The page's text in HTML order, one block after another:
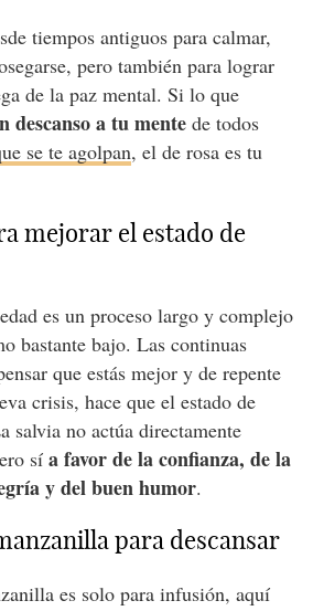
tiempos antiguos para calmar,
pero también para lograr
de la paz mental. Si lo que
descanso a tu mentede todos
se te agolpan, el de rosa es tu
mejorar el estado de
es un proceso largo y complejo
bastante bajo. Las continuas
que estás mejor y de repente
crisis, hace que el estado de
salvia no actúa directamente
sí a favor de la confianza, de la
y del buen humor.
para descansar
es solo para infusión, aquí